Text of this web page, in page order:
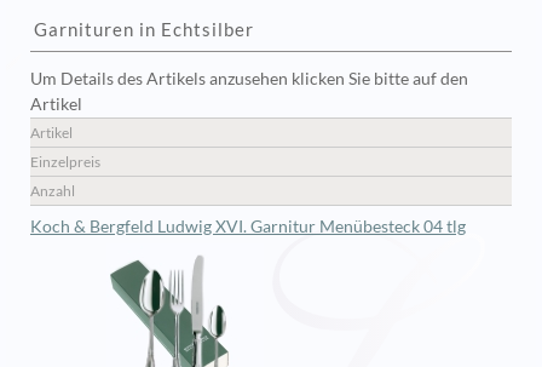
Garnituren in Echtsilber
Um Details des Artikels anzusehen klicken Sie bitte auf den
Artikel
Artikel
Einzelpreis
Anzahl
Koch & Bergfeld Ludwig XVI. Garnitur Menübesteck 04 tlg